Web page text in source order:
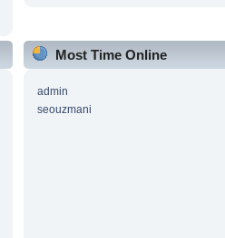
Most Time Online
admin
seouzmani